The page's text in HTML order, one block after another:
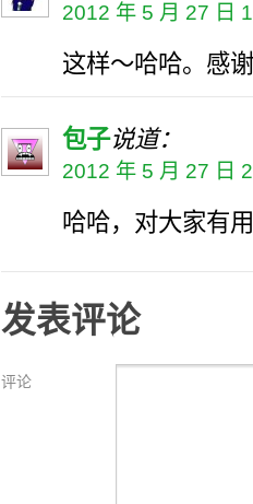
2012 年 5 月 27 日
这样～哈哈。感
包子说道：
2012 年 5 月 27 日
哈哈，对大家有
发表评论
评论